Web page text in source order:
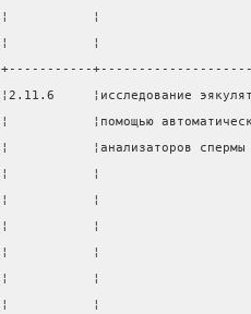
¦           ¦
¦           ¦
+-----------
¦2.11.6     ¦исследование
¦           ¦помощью
¦           ¦анализаторов
¦           ¦
¦           ¦
¦           ¦
¦           ¦
¦           ¦
¦           ¦